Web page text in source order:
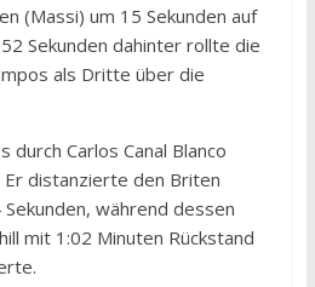
(Massi) um 15 Sekunden auf
Sekunden dahinter rollte die
als Dritte über die
durch Carlos Canal Blanco
Er distanzierte den Briten
während dessen
mit 1:02 Minuten Rückstand